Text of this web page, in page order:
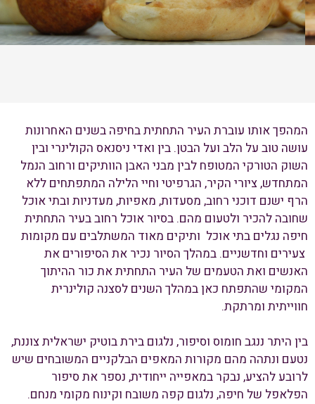
המהפך אותו עוברת העיר התחתית בחיפה בשנים האחרונות
עושה טוב על הלב ועל הבטן. בין ואדי ניסנאס הקולינרי ובין
השוק הטורקי המטופח לבין מבני האבן הוותיקים ורחוב הנמל
המתחדש, ציורי הקיר, הגרפיטי וחיי הלילה המתפתחים ללא
הרף ישנם דוכני רחוב, מסעדות, מאפיות, מעדניות ובתי אוכל
שחובה להכיר ולטעום מהם. בסיור אוכל רחוב בעיר התחתית
חיפה נגלים בתי אוכל ותיקים מאוד המשתלבים עם מקומות
צעירים וחדשניים. במהלך הסיור נכיר את הסיפורים את
האנשים ואת הטעמים של העיר התחתית את כור ההיתוך
המקומי שהתפתח כאן במהלך השנים לסצנה קולינרית
חווייתית ומרתקת.
בין היתר ננגב חומוס וסיפור, נלגום בירת בוטיק ישראלית צוננת,
נטעם ונתהה מהם מקורות המאפים הבלקניים המשובחים שיש
לרובע להציע, נבקר במאפייה ייחודית, נספר את סיפור
הפלאפל של חיפה, נלגום קפה משובח וקינוח מקומי מנחם.